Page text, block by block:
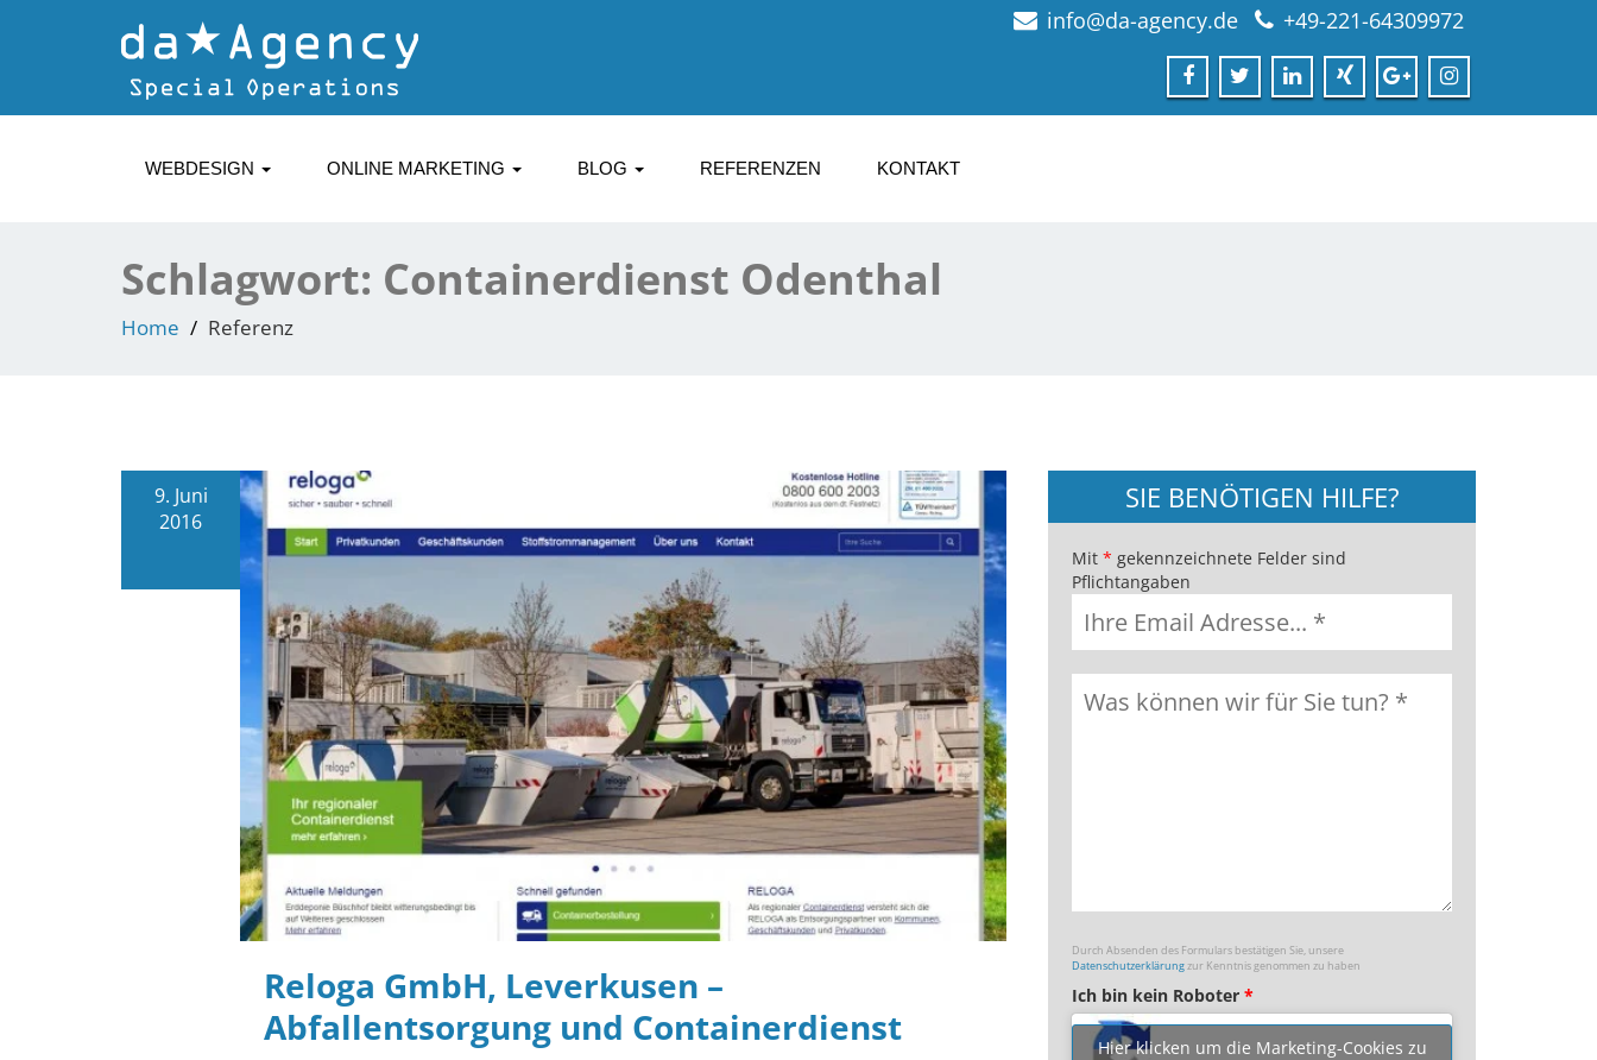
info@da-agency.de +49-221-64309972
WEBDESIGN ONLINE MARKETING BLOG REFERENZEN KONTAKT
Schlagwort: Containerdienst Odenthal
Home Referenz
9. Juni
2016
Reloga GmbH, Leverkusen –
Abfallentsorgung und Containerdienst
SIE BENÖTIGEN HILFE?
Mit * gekennzeichnete Felder sind
Pflichtangaben
Durch Absenden des Formulars bestätigen Sie, unsere
Datenschutzerklärungzur Kenntnis genommen zu haben
Ich bin kein Roboter *
Hier klicken um die Marketing-Cookies zu